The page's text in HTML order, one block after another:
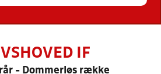
IF
- Dommerløs række